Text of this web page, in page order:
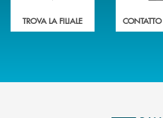
TROVA LA FILIALE